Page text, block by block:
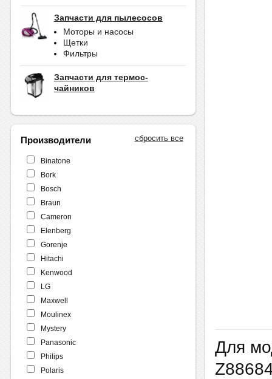
Запчасти для пылесосов
Моторы и насосы
Щетки
Фильтры
Запчасти для термос-
чайников
сбросить все
Производители
Binatone
Bork
Bosch
Braun
Cameron
Elenberg
Gorenje
Hitachi
Kenwood
LG
Maxwell
Moulinex
Mystery
Panasonic
Philips
Polaris
Для